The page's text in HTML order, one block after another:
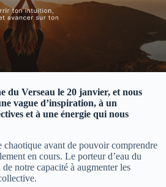
du Verseau le 20 janvier, et nous
vague d’inspiration, à un
et à une énergie qui nous
chaotique avant de pouvoir comprendre
en cours. Le porteur d’eau du
notre capacité à augmenter les